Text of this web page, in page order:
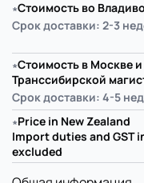
∗Стоимость во
Срок доставки: 2-3
∗Стоимость в Москве
Транссибирской
Срок доставки: 4-5
∗Price in New Zealand
Import duties and GST
excluded